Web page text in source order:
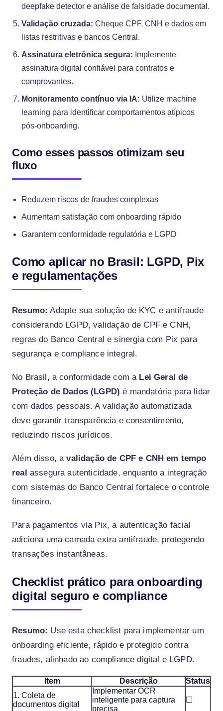
deepfake detector e análise de falsidade documental.
Validação cruzada: Cheque CPF, CNH e dados em
listas restritivas e bancos Central.
Assinatura eletrônica segura: Implemente
assinatura digital confiável para contratos e
comprovantes.
Monitoramento contínuo via IA: Utilize machine
learning para identificar comportamentos atípicos
pós-onboarding.
Como esses passos otimizam seu
fluxo
Reduzem riscos de fraudes complexas
Aumentam satisfação com onboarding rápido
Garantem conformidade regulatória e LGPD
Como aplicar no Brasil: LGPD, Pix
e regulamentações
Resumo: Adapte sua solução de KYC e antifraude
considerando LGPD, validação de CPF e CNH,
regras do Banco Central e sinergia com Pix para
segurança e compliance integral.
No Brasil, a conformidade com a Lei Geral de
Proteção de Dados (LGPD) é mandatória para lidar
com dados pessoais. A validação automatizada
deve garantir transparência e consentimento,
reduzindo riscos jurídicos.
Além disso, avalidação de CPF e CNH em tempo
real assegura autenticidade, enquanto a integração
com sistemas do Banco Central fortalece o controle
financeiro.
Para pagamentos via Pix, a autenticação facial
adiciona uma camada extra antifraude, protegendo
transações instantâneas.
Checklist prático para onboarding
digital seguro e compliance
Resumo: Use esta checklist para implementar um
onboarding eficiente, rápido e protegido contra
fraudes, alinhado ao compliance digital e LGPD.
Item Descrição
Status
1. Coleta de
documentos digital
Implementar OCR
inteligente para captura
precisa
☐